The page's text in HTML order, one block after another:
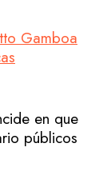
Gamboa
en que
públicos